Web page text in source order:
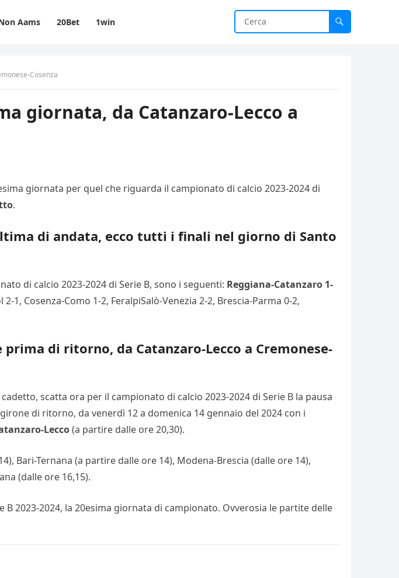
Aams 20Bet 1win
Cosenza
giornata, da Catanzaro-Lecco a
giornata per quel che riguarda il campionato di calcio 2023-2024 di
.
di andata, ecco tutti i finali nel giorno di Santo
di calcio 2023-2024 di Serie B, sono i seguenti: Reggiana-Catanzaro 1-
1, Cosenza-Como 1-2, FeralpiSalò-Venezia 2-2, Brescia-Parma 0-2,
di ritorno, da Catanzaro-Lecco a Cremonese-
scatta ora per il campionato di calcio 2023-2024 di Serie B la pausa
di ritorno, da venerdì 12 a domenica 14 gennaio del 2024 con i
Lecco(a partire dalle ore 20,30).
Bari-Ternana (a partire dalle ore 14), Modena-Brescia (dalle ore 14),
(dalle ore 16,15).
B 2023-2024, la 20esima giornata di campionato. Ovverosia le partite delle